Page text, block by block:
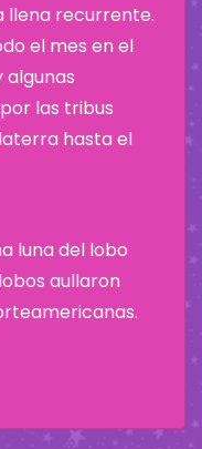
llena recurrente.
el mes en el
algunas
las tribus
hasta el
luna del lobo
aullaron